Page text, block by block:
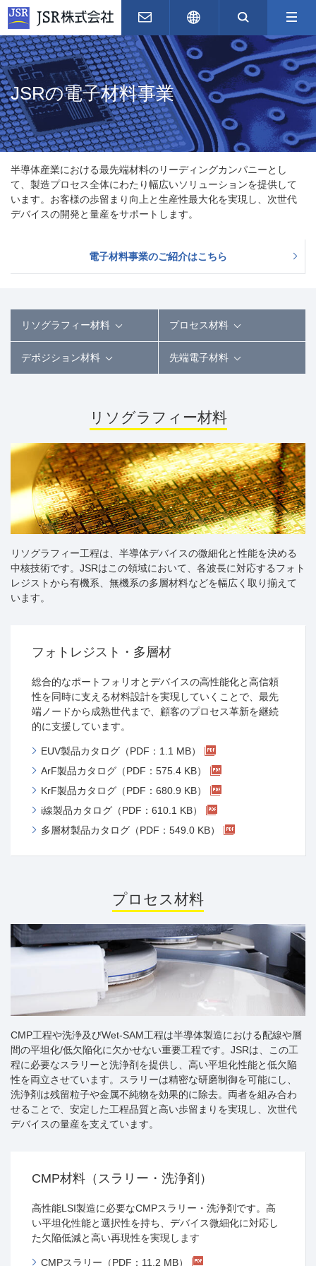
お問い合わせEnglish サイト内
JSRの電子材料事業
半導体産業における最先端材料のリーディングカンパニーとし
て、製造プロセス全体にわたり幅広いソリューションを提供して
います。お客様の歩留まり向上と生産性最大化を実現し、次世代
デバイスの開発と量産をサポートします。
電子材料事業のご紹介はこちら
リソグラフィー材料 プロセス材料
デポジション材料 先端電子材料
リソグラフィー材料
リソグラフィー工程は、半導体デバイスの微細化と性能を決める
中核技術です。JSRはこの領域において、各波長に対応するフォト
レジストから有機系、無機系の多層材料などを幅広く取り揃えて
います。
フォトレジスト・多層材
総合的なポートフォリオとデバイスの高性能化と高信頼
性を同時に支える材料設計を実現していくことで、最先
端ノードから成熟世代まで、顧客のプロセス革新を継続
的に支援しています。
EUV製品カタログ（PDF：1.1 MB）
ArF製品カタログ（PDF：575.4 KB）
KrF製品カタログ（PDF：680.9 KB）
i線製品カタログ（PDF：610.1 KB）
多層材製品カタログ（PDF：549.0 KB）
プロセス材料
CMP工程や洗浄及びWet-SAM工程は半導体製造における配線や層
間の平坦化/低欠陥化に欠かせない重要工程です。JSRは、この工
程に必要なスラリーと洗浄剤を提供し、高い平坦化性能と低欠陥
性を両立させています。スラリーは精密な研磨制御を可能にし、
洗浄剤は残留粒子や金属不純物を効果的に除去。両者を組み合わ
せることで、安定した工程品質と高い歩留まりを実現し、次世代
デバイスの量産を支えています。
CMP材料（スラリー・洗浄剤）
高性能LSI製造に必要なCMPスラリー・洗浄剤です。高
い平坦化性能と選択性を持ち、デバイス微細化に対応し
た欠陥低減と高い再現性を実現します
CMPスラリー（PDF：11.2 MB）